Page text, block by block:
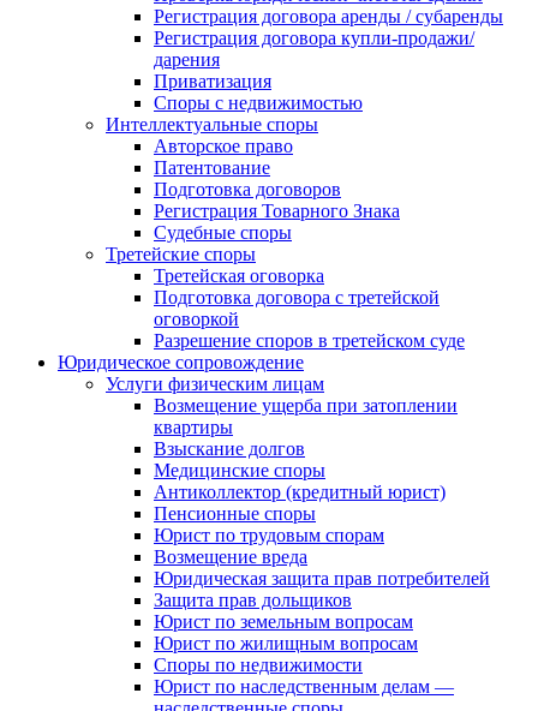
Регистрация договора аренды / субаренды
Регистрация договора купли-продажи/
дарения
Приватизация
Cпоры с недвижимостью
Интеллектуальные споры
Авторское право
Патентование
Подготовка договоров
Регистрация Товарного Знака
Судебные споры
Третейские споры
Третейская оговорка
Подготовка договора с третейской
оговоркой
Разрешение споров в третейском суде
Юридическое сопровождение
Услуги физическим лицам
Возмещение ущерба при затоплении
квартиры
Взыскание долгов
Медицинские споры
Антиколлектор (кредитный юрист)
Пенсионные споры
Юрист по трудовым спорам
Возмещение вреда
Юридическая защита прав потребителей
Защита прав дольщиков
Юрист по земельным вопросам
Юрист по жилищным вопросам
Споры по недвижимости
Юрист по наследственным делам —